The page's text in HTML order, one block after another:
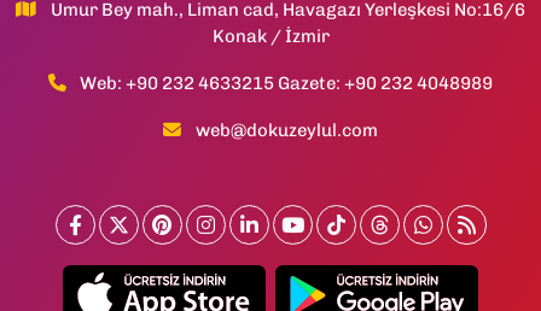
Umur Bey mah., Liman cad, Havagazı Yerleşkesi No:16/6
Konak / İzmir
Web: +90 232 4633215 Gazete: +90 232 4048989
web@dokuzeylul.com